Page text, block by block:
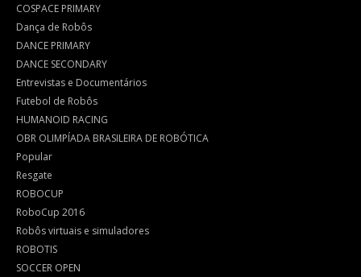
COSPACE PRIMARY
Dança de Robôs
DANCE PRIMARY
DANCE SECONDARY
Entrevistas e Documentários
Futebol de Robôs
HUMANOID RACING
OBR OLIMPÍADA BRASILEIRA DE ROBÓTICA
Popular
Resgate
ROBOCUP
RoboCup 2016
Robôs virtuais e simuladores
ROBOTIS
SOCCER OPEN